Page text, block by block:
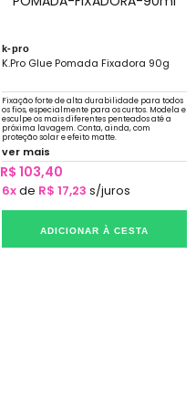
k-pro
K.Pro Glue Pomada Fixadora 90g
Fixação forte de alta durabilidade para todos
os fios, especialmente para os curtos. Modela e
esculpe os mais diferentes penteados até a
próxima lavagem. Conta, ainda, com
proteção solar e efeito matte.
ver mais
R$ 103,40
6xde R$ 17,23 s/juros
ADICIONAR À CESTA